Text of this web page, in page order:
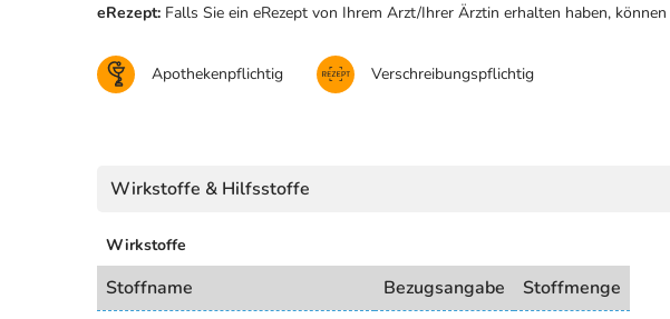
eRezept: Falls Sie ein eRezept von Ihrem Arzt/Ihrer Ärztin erhalten haben, können
Apothekenpflichtig Verschreibungspflichtig
Wirkstoffe & Hilfsstoffe
Wirkstoffe
Stoffname Bezugsangabe Stoffmenge